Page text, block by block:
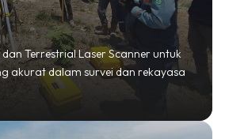
dan Terrestrial Laser Scanner untuk
akurat dalam survei dan rekayasa